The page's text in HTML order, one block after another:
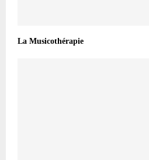
La Musicothérapie